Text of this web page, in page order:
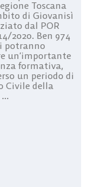
Toscana
di Giovanisì
dal POR
2020. Ben 974
potranno
un’importante
formativa,
un periodo di
Civile della